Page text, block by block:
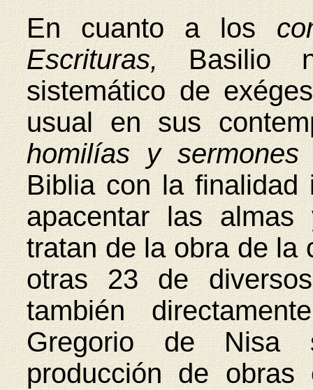
En cuanto a los
Escrituras,Basilio
sistemático de
usual en sus
homilías y
Biblia con la finalidad
apacentar las
tratan de la obra de la
otras 23 de
también
Gregorio de Nisa
producción de